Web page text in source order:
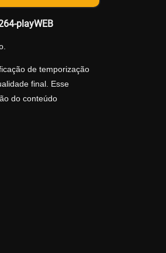
playWEB
de temporização
final. Esse
do conteúdo